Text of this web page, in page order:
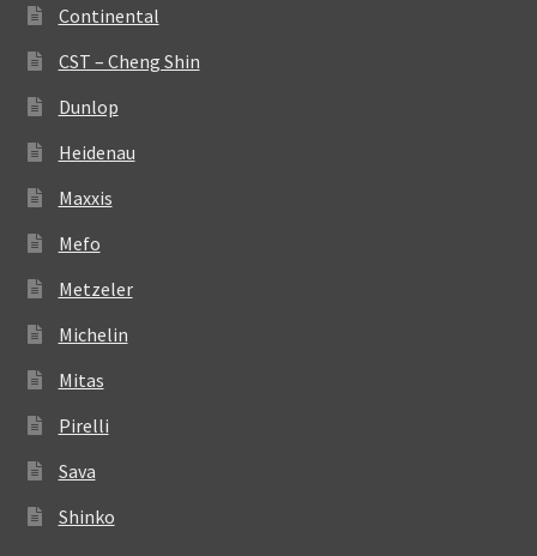
Continental
CST – Cheng Shin
Dunlop
Heidenau
Maxxis
Mefo
Metzeler
Michelin
Mitas
Pirelli
Sava
Shinko